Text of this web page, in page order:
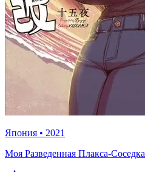
Япония • 2021
Моя Разведенная Плакса-Соседка